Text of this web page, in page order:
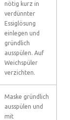
nötig kurz in
verdünnter
Essiglösung
einlegen und
gründlich
ausspülen. Auf
Weichspüler
verzichten.
Maske gründlich
ausspülen und
mit